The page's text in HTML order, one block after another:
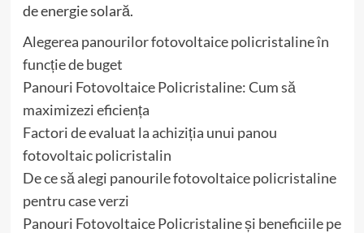
de energie solară.
Alegerea panourilor fotovoltaice policristaline în
funcție de buget
Panouri Fotovoltaice Policristaline: Cum să
maximizezi eficiența
Factori de evaluat la achiziția unui panou
fotovoltaic policristalin
De ce să alegi panourile fotovoltaice policristaline
pentru case verzi
Panouri Fotovoltaice Policristaline și beneficiile pe